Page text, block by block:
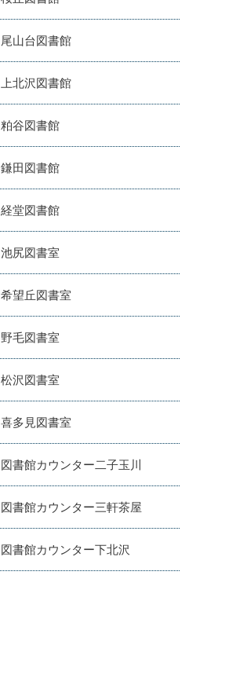
尾山台図書館
上北沢図書館
粕谷図書館
鎌田図書館
経堂図書館
池尻図書室
希望丘図書室
野毛図書室
松沢図書室
喜多見図書室
図書館カウンター二子玉川
図書館カウンター三軒茶屋
図書館カウンター下北沢